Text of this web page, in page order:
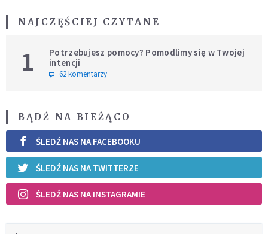
NAJCZĘŚCIEJ CZYTANE
1
Potrzebujesz pomocy? Pomodlimy się w Twojej
intencji
62 komentarzy
BĄDŹ NA BIEŻĄCO
ŚLEDŹ NAS NA FACEBOOKU
ŚLEDŹ NAS NA TWITTERZE
ŚLEDŹ NAS NA INSTAGRAMIE